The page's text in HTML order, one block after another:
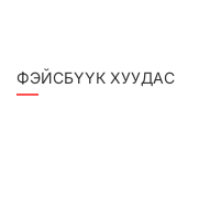
ФЭЙСБҮҮК ХУУДАС